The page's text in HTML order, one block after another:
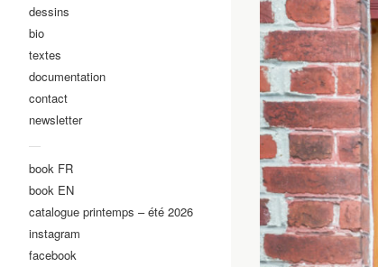
dessins
bio
textes
documentation
contact
newsletter
—
book FR
book EN
catalogue printemps – été 2026
instagram
facebook